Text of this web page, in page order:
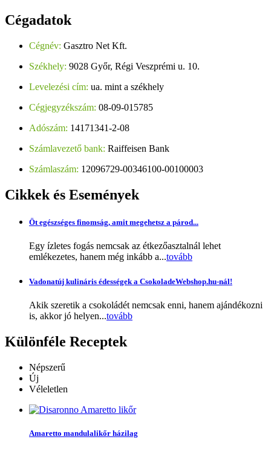
Cégadatok
Cégnév: Gasztro Net Kft.
Székhely: 9028 Győr, Régi Veszprémi u. 10.
Levelezési cím: ua. mint a székhely
Cégjegyzékszám: 08-09-015785
Adószám: 14171341-2-08
Számlavezető bank: Raiffeisen Bank
Számlaszám: 12096729-00346100-00100003
Cikkek és Események
Öt egészséges finomság, amit megehetsz a párod...
Egy ízletes fogás nemcsak az étkezőasztalnál lehet
emlékezetes, hanem még inkább a...tovább
Vadonatúj kulináris édességek a CsokoladeWebshop.hu-nál!
Akik szeretik a csokoládét nemcsak enni, hanem ajándékozni
is, akkor jó helyen...tovább
Különféle Receptek
Népszerű
Új
Véleletlen
Amaretto mandulalikőr házilag